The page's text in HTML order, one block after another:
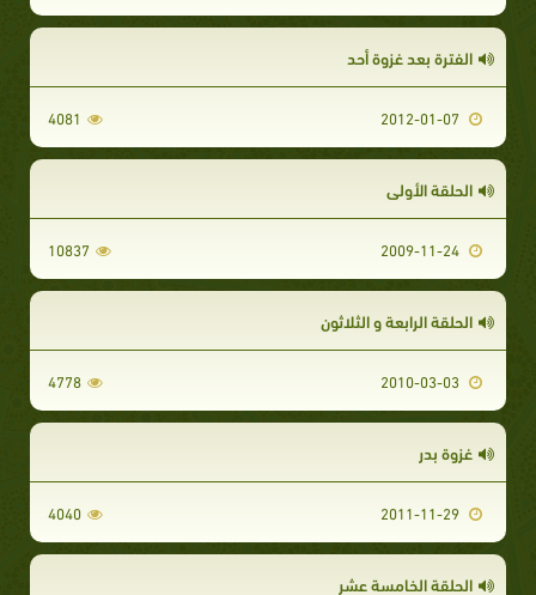
الفترة بعد غزوة أحد
4081
الحلقة الأولى
10837
الحلقة الرابعة و الثلاثون
4778
غزوة بدر
4040
الحلقة الخامسة عشر